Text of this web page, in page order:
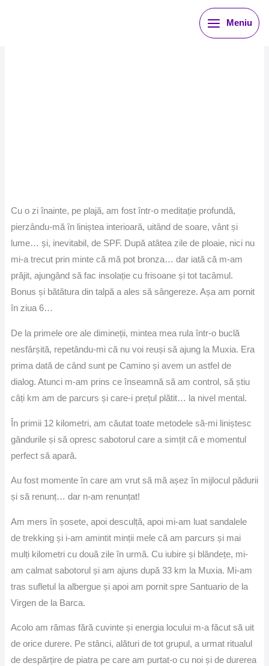
Meniu
Cu o zi înainte, pe plajă, am fost într-o meditație profundă,
pierzându-mă în liniștea interioară, uitând de soare, vânt și
lume… și, inevitabil, de SPF. După atâtea zile de ploaie, nici nu
mi-a trecut prin minte că mă pot bronza… dar iată că m-am
prăjit, ajungând să fac insolație cu frisoane și tot tacâmul.
Bonus și bătătura din talpă a ales să sângereze. Așa am pornit
în ziua 6…
De la primele ore ale dimineții, mintea mea rula într-o buclă
nesfârșită, repetându-mi că nu voi reuși să ajung la Muxia. Era
prima dată de când sunt pe Camino și avem un astfel de
dialog. Atunci m-am prins ce înseamnă să am control, să știu
câți km am de parcurs și care-i prețul plătit… la nivel mental.
În primii 12 kilometri, am căutat toate metodele să-mi liniștesc
gândurile și să opresc sabotorul care a simțit că e momentul
perfect să apară.
Au fost momente în care am vrut să mă așez în mijlocul pădurii
și să renunț… dar n-am renunțat!
Am mers în șosete, apoi desculță, apoi mi-am luat sandalele
de trekking și i-am amintit minții mele că am parcurs și mai
mulți kilometri cu două zile în urmă. Cu iubire și blândețe, mi-
am calmat sabotorul și am ajuns după 33 km la Muxia. Mi-am
tras sufletul la albergue și apoi am pornit spre Santuario de la
Virgen de la Barca.
Acolo am rămas fără cuvinte și energia locului m-a făcut să uit
de orice durere. Pe stânci, alături de tot grupul, a urmat ritualul
de despărțire de piatra pe care am purtat-o cu noi și de durerea